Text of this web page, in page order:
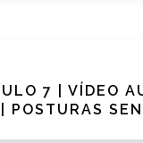
7 | VÍDEO
POSTURAS